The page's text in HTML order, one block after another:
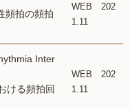
頻拍の頻拍
WEB 202
1.11
Inter
ける頻拍回
WEB 202
1.11